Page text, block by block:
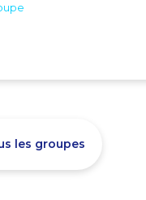
les groupes